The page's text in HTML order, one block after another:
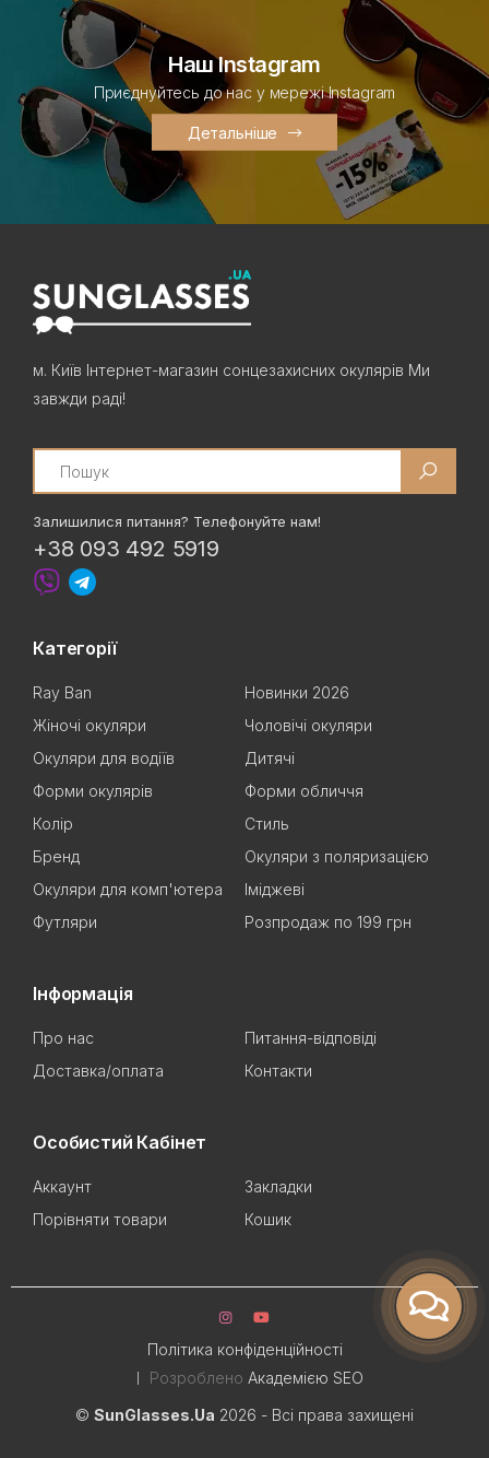
Наш Instagram
Приєднуйтесь до нас у мережі Instagram
Детальніше
м. Київ Інтернет-магазин сонцезахисних окулярів Ми
завжди раді!
Search
Залишилися питання? Телефонуйте нам!
+38 093 492 5919
Категорії
Ray Ban
Новинки 2026
Жіночі окуляри
Чоловічі окуляри
Окуляри для водіїв
Дитячі
Форми окулярів
Форми обличчя
Колір
Стиль
Бренд
Окуляри з поляризацією
Окуляри для комп'ютера
Іміджеві
Футляри
Розпродаж по 199 грн
Інформація
Про нас
Питання-відповіді
Доставка/оплата
Контакти
Особистий Кабінет
Аккаунт
Закладки
Порівняти товари
Кошик
© SunGlasses.Ua 2026 - Всі права захищені
Політика конфіденційності
Розроблено Академією SEO